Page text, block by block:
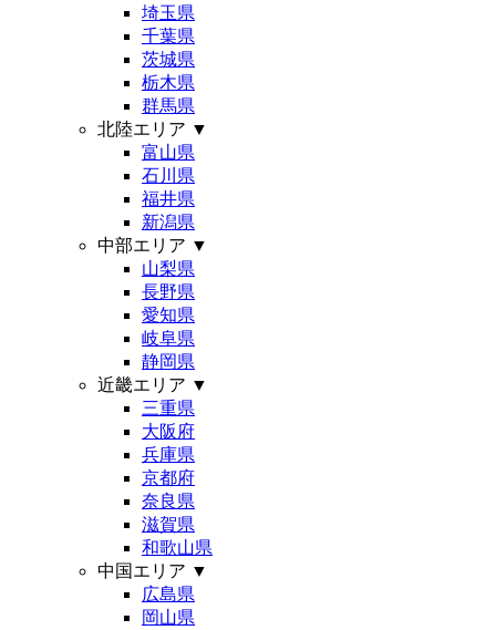
埼玉県
千葉県
茨城県
栃木県
群馬県
北陸エリア ▼
富山県
石川県
福井県
新潟県
中部エリア ▼
山梨県
長野県
愛知県
岐阜県
静岡県
近畿エリア ▼
三重県
大阪府
兵庫県
京都府
奈良県
滋賀県
和歌山県
中国エリア ▼
広島県
岡山県